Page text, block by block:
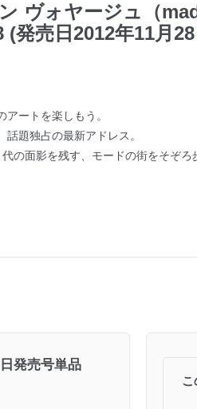
ヴォヤージュ（
発売日2012年11月
ートを楽しもう。
題独占の最新アドレス。
の面影を残す、モードの街をそぞろ
発売号単品
こ